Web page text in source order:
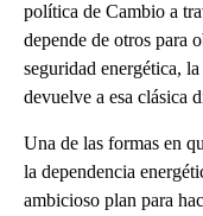
política de Cambio a
depende de otros para
seguridad energética,
devuelve a esa clásica
Una de las formas en
la dependencia
ambicioso plan para